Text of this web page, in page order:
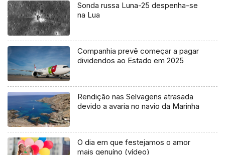
Sonda russa Luna-25 despenha-se
na Lua
Companhia prevê começar a pagar
dividendos ao Estado em 2025
Rendição nas Selvagens atrasada
devido a avaria no navio da Marinha
O dia em que festejamos o amor
mais genuíno (vídeo)